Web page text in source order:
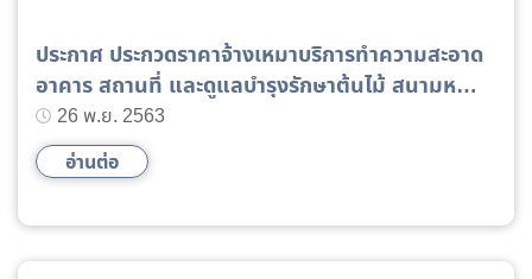
ประกาศ ประกวดราคาจ้างเหมาบริการทำความสะอาด
อาคาร สถานที่ และดูแลบำรุงรักษาต้นไม้ สนามหญ้า
สวนหย่อม ด้วยวิธีประกวดราคาอิเล็กทรอนิกส์ (e-
bidding) ปี 2564
26 พ.ย. 2563
อ่านต่อ